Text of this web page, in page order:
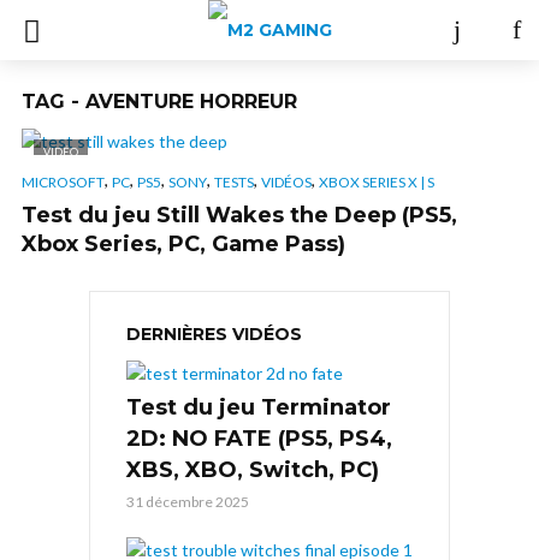
TAG - AVENTURE HORREUR
VIDÉO
MICROSOFT, PC, PS5, SONY, TESTS, VIDÉOS, XBOX SERIES X | S
Test du jeu Still Wakes the Deep (PS5,
Xbox Series, PC, Game Pass)
DERNIÈRES VIDÉOS
Test du jeu Terminator
2D: NO FATE (PS5, PS4,
XBS, XBO, Switch, PC)
31 décembre 2025